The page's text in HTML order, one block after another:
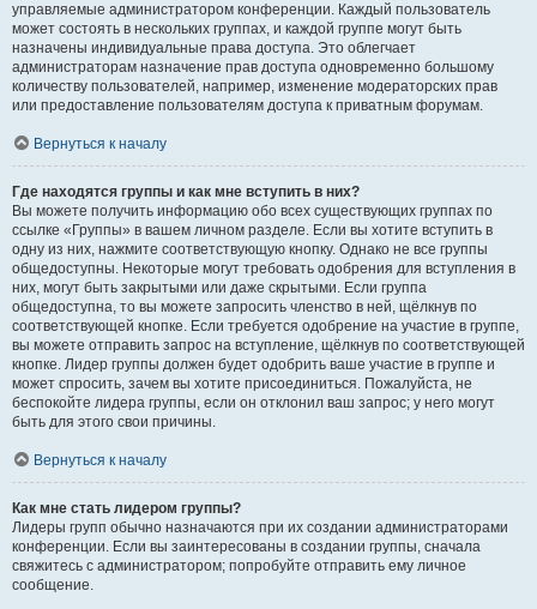
управляемые администратором конференции. Каждый пользователь
может состоять в нескольких группах, и каждой группе могут быть
назначены индивидуальные права доступа. Это облегчает
администраторам назначение прав доступа одновременно большому
количеству пользователей, например, изменение модераторских прав
или предоставление пользователям доступа к приватным форумам.
Вернуться к началу
Где находятся группы и как мне вступить в них?
Вы можете получить информацию обо всех существующих группах по
ссылке «Группы» в вашем личном разделе. Если вы хотите вступить в
одну из них, нажмите соответствующую кнопку. Однако не все группы
общедоступны. Некоторые могут требовать одобрения для вступления в
них, могут быть закрытыми или даже скрытыми. Если группа
общедоступна, то вы можете запросить членство в ней, щёлкнув по
соответствующей кнопке. Если требуется одобрение на участие в группе,
вы можете отправить запрос на вступление, щёлкнув по соответствующей
кнопке. Лидер группы должен будет одобрить ваше участие в группе и
может спросить, зачем вы хотите присоединиться. Пожалуйста, не
беспокойте лидера группы, если он отклонил ваш запрос; у него могут
быть для этого свои причины.
Вернуться к началу
Как мне стать лидером группы?
Лидеры групп обычно назначаются при их создании администраторами
конференции. Если вы заинтересованы в создании группы, сначала
свяжитесь с администратором; попробуйте отправить ему личное
сообщение.